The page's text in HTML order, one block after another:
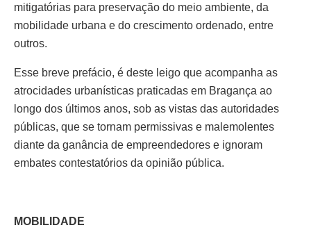
mitigatórias para preservação do meio ambiente, da
mobilidade urbana e do crescimento ordenado, entre
outros.
Esse breve prefácio, é deste leigo que acompanha as
atrocidades urbanísticas praticadas em Bragança ao
longo dos últimos anos, sob as vistas das autoridades
públicas, que se tornam permissivas e malemolentes
diante da ganância de empreendedores e ignoram
embates contestatórios da opinião pública.
MOBILIDADE